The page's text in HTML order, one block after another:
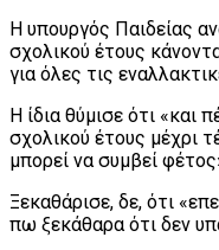
Η υπουργός Παιδείας
σχολικού έτους
για όλες τις
Η ίδια θύμισε ότι «και
σχολικού έτους μέχρι
μπορεί να συμβεί
Ξεκαθάρισε, δε, ότι
πω ξεκάθαρα ότι δεν